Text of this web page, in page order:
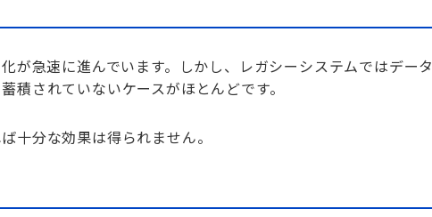
が急速に進んでいます。しかし、レガシーシステムではデータ
積されていないケースがほとんどです。
十分な効果は得られません。